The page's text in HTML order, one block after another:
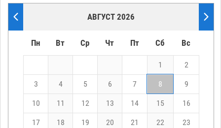
АВГУСТ 2026
Пн Вт Ср Чт Пт Сб Вс
1 2
3 4 5 6 7 8 9
10 11 12 13 14 15 16
17 18 19 20 21 22 23